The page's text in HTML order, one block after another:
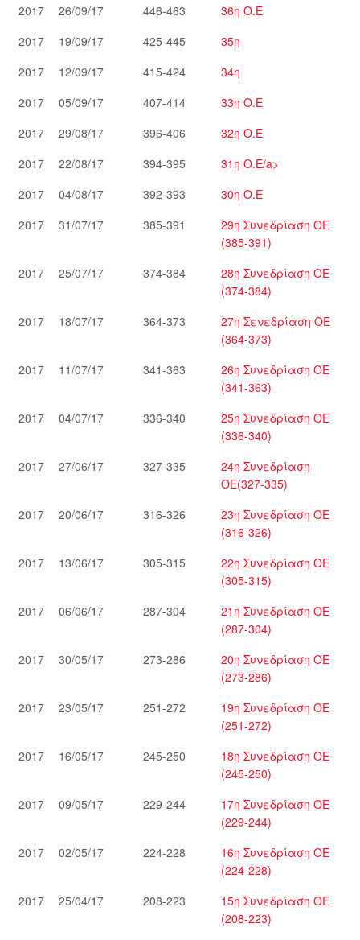
2017 26/09/17 446-463
36η Ο.Ε
2017
19/09/17 425-445
35η
2017
12/09/17 415-424
34η
2017
05/09/17 407-414
33η Ο.Ε
2017
29/08/17 396-406
32η Ο.Ε
2017
22/08/17 394-395
31η Ο.Ε/a>
2017
04/08/17 392-393
30η Ο.Ε
2017
31/07/17 385-391
29η Συνεδρίαση ΟΕ
(385-391)
2017
25/07/17 374-384
28η Συνεδρίαση ΟΕ
(374-384)
2017
18/07/17 364-373
27η Σενεδρίαση ΟΕ
(364-373)
2017
11/07/17 341-363
26η Συνεδρίαση ΟΕ
(341-363)
2017
04/07/17 336-340
25η Συνεδρίαση ΟΕ
(336-340)
2017
27/06/17 327-335
24η Συνεδρίαση
ΟΕ(327-335)
2017
20/06/17 316-326
23η Συνεδρίαση ΟΕ
(316-326)
2017
13/06/17 305-315
22η Συνεδρίαση ΟΕ
(305-315)
2017
06/06/17 287-304
21η Συνεδρίαση ΟΕ
(287-304)
2017
30/05/17 273-286
20η Συνεδρίαση ΟΕ
(273-286)
2017
23/05/17 251-272
19η Συνεδρίαση ΟΕ
(251-272)
2017
16/05/17 245-250
18η Συνεδρίαση ΟΕ
(245-250)
2017
09/05/17 229-244
17η Συνεδρίαση ΟΕ
(229-244)
2017
02/05/17 224-228
16η Συνεδρίαση ΟΕ
(224-228)
2017
25/04/17 208-223
15η Συνεδρίαση ΟΕ
(208-223)